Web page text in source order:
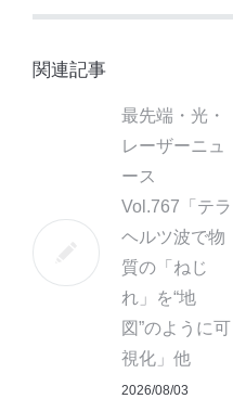
関連記事
最先端・光・
レーザーニュ
ース
Vol.767「テラ
ヘルツ波で物
質の「ねじ
れ」を“地
図”のように可
視化」他
2026/08/03